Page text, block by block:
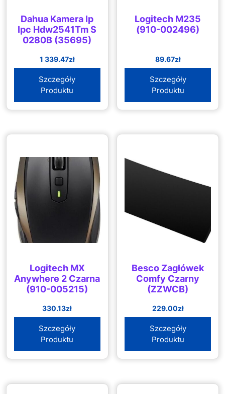
Dahua Kamera Ip
Ipc Hdw2541Tm S
0280B (35695)
1 339.47zł
Szczegóły
Produktu
Logitech M235
(910-002496)
89.67zł
Szczegóły
Produktu
Logitech MX
Anywhere 2 Czarna
(910-005215)
330.13zł
Szczegóły
Produktu
Besco Zagłówek
Comfy Czarny
(ZZWCB)
229.00zł
Szczegóły
Produktu